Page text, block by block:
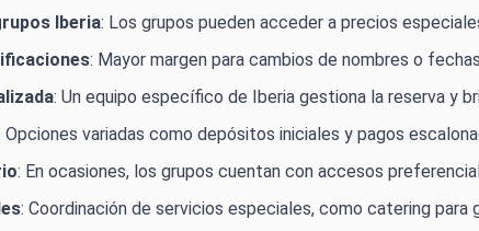
Iberia: Los grupos pueden acceder a precios
: Mayor margen para cambios de nombres o
: Un equipo específico de Iberia gestiona la reserva y
Opciones variadas como depósitos iniciales y pagos
: En ocasiones, los grupos cuentan con accesos
: Coordinación de servicios especiales, como catering